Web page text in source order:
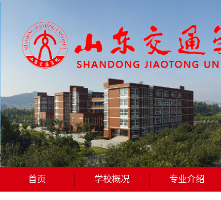
首页 学校概况 专业介绍